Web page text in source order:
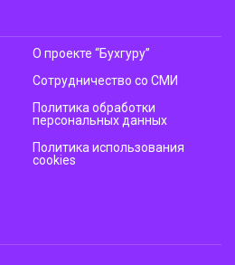
О проекте “Бухгуру”
Сотрудничество со СМИ
Политика обработки
персональных данных
Политика использования
cookies